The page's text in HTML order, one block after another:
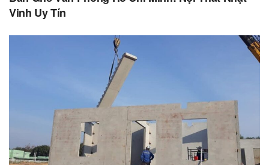
Vinh Uy Tín